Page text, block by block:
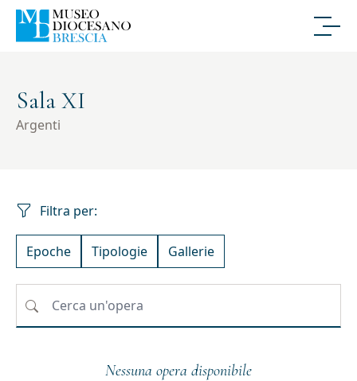
Sala XI
Argenti
Filtra per:
Epoche Tipologie Gallerie
Nessuna opera disponibile